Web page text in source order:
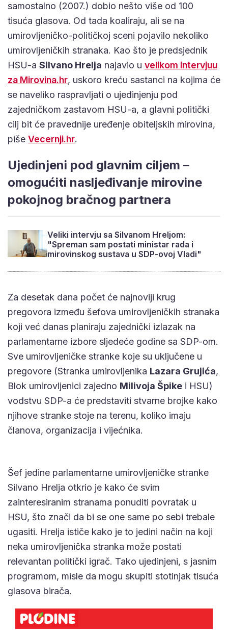
samostalno (2007.) dobio nešto više od 100
tisuća glasova. Od tada koaliraju, ali se na
umirovljeničko-političkoj sceni pojavilo nekoliko
umirovljeničkih stranaka. Kao što je predsjednik
HSU-a Silvano Hrelja najavio u velikom intervjuu
za Mirovina.hr, uskoro kreću sastanci na kojima će
se naveliko raspravljati o ujedinjenju pod
zajedničkom zastavom HSU-a, a glavni politički
cilj bit će pravednije uređenje obiteljskih mirovina,
piše Vecernji.hr.
Ujedinjeni pod glavnim ciljem –
omogućiti nasljeđivanje mirovine
pokojnog bračnog partnera
Veliki intervju sa Silvanom Hreljom:
"Spreman sam postati ministar rada i
mirovinskog sustava u SDP-ovoj Vladi"
Za desetak dana počet će najnoviji krug
pregovora između šefova umirovljeničkih stranaka
koji već danas planiraju zajednički izlazak na
parlamentarne izbore sljedeće godine sa SDP-om.
Sve umirovljeničke stranke koje su uključene u
pregovore (Stranka umirovljenika Lazara Grujića,
Blok umirovljenici zajedno Milivoja Špike i HSU)
vodstvu SDP-a će predstaviti stvarne brojke kako
njihove stranke stoje na terenu, koliko imaju
članova, organizacija i vijećnika.
Šef jedine parlamentarne umirovljeničke stranke
Silvano Hrelja otkrio je kako će svim
zainteresiranim stranama ponuditi povratak u
HSU, što znači da bi se one same po sebi trebale
ugasiti. Hrelja ističe kako je to jedini način na koji
neka umirovljenička stranka može postati
relevantan politički igrač. Tako ujedinjeni, s jasnim
programom, misle da mogu skupiti stotinjak tisuća
glasova birača.